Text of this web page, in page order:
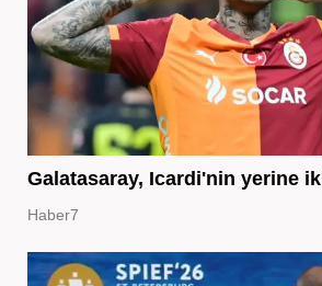
Galatasaray, Icardi'nin yerine
Haber7